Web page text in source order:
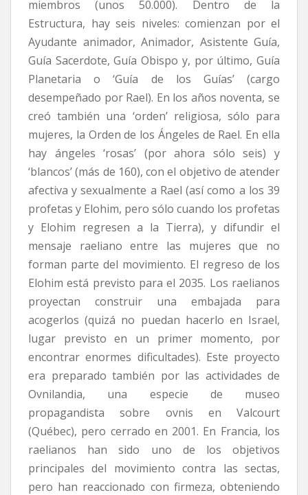
miembros (unos 50.000). Dentro de la
Estructura, hay seis niveles: comienzan por el
Ayudante animador, Animador, Asistente Guía,
Guía Sacerdote, Guía Obispo y, por último, Guía
Planetaria o ‘Guía de los Guías’ (cargo
desempeñado por Rael). En los años noventa, se
creó también una ‘orden’ religiosa, sólo para
mujeres, la Orden de los Ángeles de Rael. En ella
hay ángeles ‘rosas’ (por ahora sólo seis) y
‘blancos’ (más de 160), con el objetivo de atender
afectiva y sexualmente a Rael (así como a los 39
profetas y Elohim, pero sólo cuando los profetas
y Elohim regresen a la Tierra), y difundir el
mensaje raeliano entre las mujeres que no
forman parte del movimiento. El regreso de los
Elohim está previsto para el 2035. Los raelianos
proyectan construir una embajada para
acogerlos (quizá no puedan hacerlo en Israel,
lugar previsto en un primer momento, por
encontrar enormes dificultades). Este proyecto
era preparado también por las actividades de
Ovnilandia, una especie de museo
propagandista sobre ovnis en Valcourt
(Québec), pero cerrado en 2001. En Francia, los
raelianos han sido uno de los objetivos
principales del movimiento contra las sectas,
pero han reaccionado con firmeza, obteniendo